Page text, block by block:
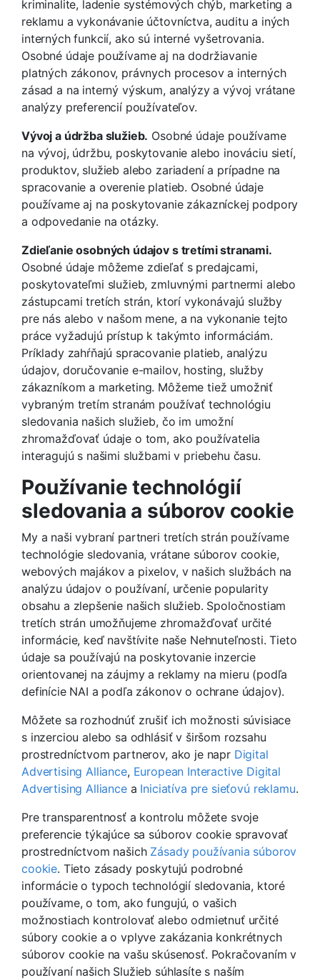
kriminalite, ladenie systémových chýb, marketing a
reklamu a vykonávanie účtovníctva, auditu a iných
interných funkcií, ako sú interné vyšetrovania.
Osobné údaje používame aj na dodržiavanie
platných zákonov, právnych procesov a interných
zásad a na interný výskum, analýzy a vývoj vrátane
analýzy preferencií používateľov.
Vývoj a údržba služieb. Osobné údaje používame
na vývoj, údržbu, poskytovanie alebo inováciu sietí,
produktov, služieb alebo zariadení a prípadne na
spracovanie a overenie platieb. Osobné údaje
používame aj na poskytovanie zákazníckej podpory
a odpovedanie na otázky.
Zdieľanie osobných údajov s tretími stranami.
Osobné údaje môžeme zdieľať s predajcami,
poskytovateľmi služieb, zmluvnými partnermi alebo
zástupcami tretích strán, ktorí vykonávajú služby
pre nás alebo v našom mene, a na vykonanie tejto
práce vyžadujú prístup k takýmto informáciám.
Príklady zahŕňajú spracovanie platieb, analýzu
údajov, doručovanie e-mailov, hosting, služby
zákazníkom a marketing. Môžeme tiež umožniť
vybraným tretím stranám používať technológiu
sledovania našich služieb, čo im umožní
zhromažďovať údaje o tom, ako používatelia
interagujú s našimi službami v priebehu času.
Používanie technológií
sledovania a súborov cookie
My a naši vybraní partneri tretích strán používame
technológie sledovania, vrátane súborov cookie,
webových majákov a pixelov, v našich službách na
analýzu údajov o používaní, určenie popularity
obsahu a zlepšenie našich služieb. Spoločnostiam
tretích strán umožňujeme zhromažďovať určité
informácie, keď navštívite naše Nehnuteľnosti. Tieto
údaje sa používajú na poskytovanie inzercie
orientovanej na záujmy a reklamy na mieru (podľa
definície NAI a podľa zákonov o ochrane údajov).
Môžete sa rozhodnúť zrušiť ich možnosti súvisiace
s inzerciou alebo sa odhlásiť v širšom rozsahu
prostredníctvom partnerov, ako je napr Digital
Advertising Alliance, European Interactive Digital
Advertising Alliancea Iniciatíva pre sieťovú reklamu.
Pre transparentnosť a kontrolu môžete svoje
preferencie týkajúce sa súborov cookie spravovať
prostredníctvom našich Zásady používania súborov
cookie. Tieto zásady poskytujú podrobné
informácie o typoch technológií sledovania, ktoré
používame, o tom, ako fungujú, o vašich
možnostiach kontrolovať alebo odmietnuť určité
súbory cookie a o vplyve zakázania konkrétnych
súborov cookie na vašu skúsenosť. Pokračovaním v
používaní našich Služieb súhlasíte s naším